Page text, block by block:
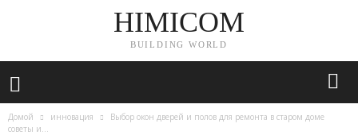
HIMICOM
BUILDING WORLD
Домой инновация
Выбор окон дверей и полов для ремонта в старом доме
советы и...